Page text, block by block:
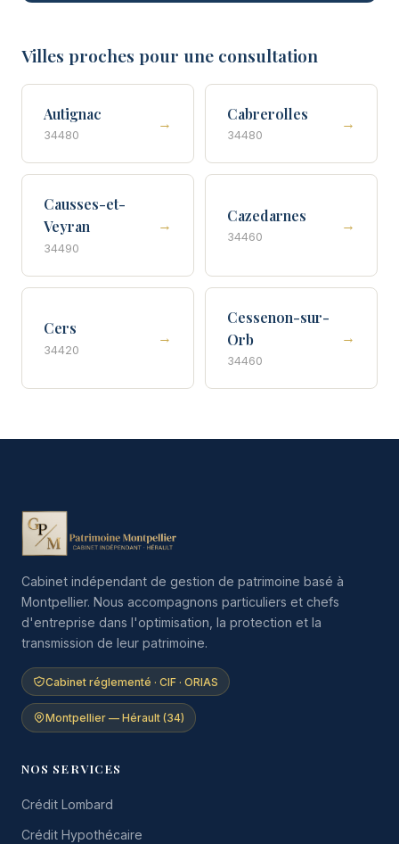
Villes proches pour une consultation
Autignac
34480
→
Cabrerolles
34480
→
Causses-et-
Veyran
34490
→
Cazedarnes
34460
→
Cers
34420
→
Cessenon-sur-
Orb
34460
→
Cabinet indépendant de gestion de patrimoine basé à
Montpellier. Nous accompagnons particuliers et chefs
d'entreprise dans l'optimisation, la protection et la
transmission de leur patrimoine.
Cabinet réglementé · CIF · ORIAS
Montpellier — Hérault (34)
NOS SERVICES
Crédit Lombard
Crédit Hypothécaire